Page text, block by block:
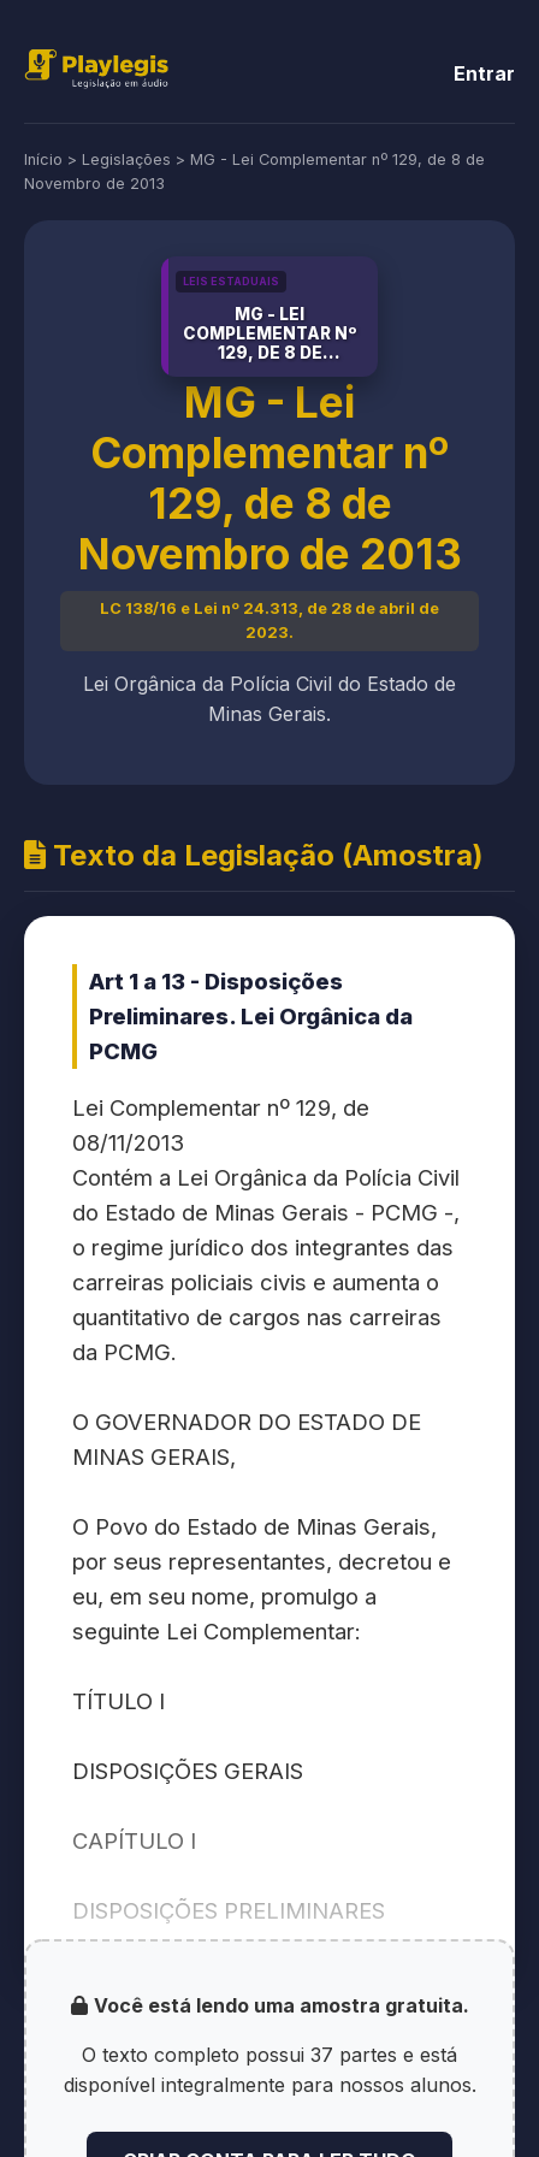
Entrar
Início > Legislações > MG - Lei Complementar nº 129, de 8 de
Novembro de 2013
LEIS ESTADUAIS
MG - LEI
COMPLEMENTAR Nº
129, DE 8 DE
MG - Lei
Complementar nº
129, de 8 de
Novembro de 2013
LC 138/16 e Lei nº 24.313, de 28 de abril de
2023.
Lei Orgânica da Polícia Civil do Estado de
Minas Gerais.
Texto da Legislação (Amostra)
Art 1 a 13 - Disposições
Preliminares. Lei Orgânica da
PCMG
Lei Complementar nº 129, de
08/11/2013
Contém a Lei Orgânica da Polícia Civil
do Estado de Minas Gerais - PCMG -,
o regime jurídico dos integrantes das
carreiras policiais civis e aumenta o
quantitativo de cargos nas carreiras
da PCMG.
O GOVERNADOR DO ESTADO DE
MINAS GERAIS,
O Povo do Estado de Minas Gerais,
por seus representantes, decretou e
eu, em seu nome, promulgo a
seguinte Lei Complementar:
TÍTULO I
DISPOSIÇÕES GERAIS
CAPÍTULO I
DISPOSIÇÕES PRELIMINARES
organiza a Polícia Civil do Estado de
Minas Gerais - PCMG -, define sua
competência e dispõe sobre o regime
Você está lendo uma amostra gratuita.
O texto completo possui 37 partes e está
disponível integralmente para nossos alunos.